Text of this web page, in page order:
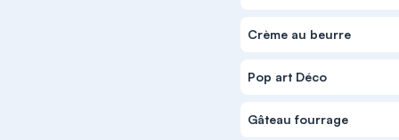
Crème au beurre
Pop art Déco
Gâteau fourrage